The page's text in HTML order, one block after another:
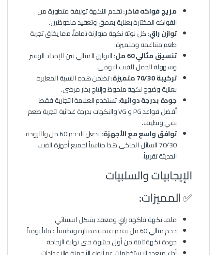
مزيج فواكه فاخر:تقدم النكهة توليفة متطورة من
الفواكه المختارة بعناية بعمق وتعقيد ملحوظين.
توازن راقٍ:كل نوتة نكهة متوازنة تماماً، مما يخلق تجربة
طعم متناغمة ومتميزة.
تنسيق مثالي 60 مل:
التوازن المثالي بين الإمداد الوفير
وسهولة الحمل للفيب اليومي.
تركيبة 70/30 متميزة:
تضمن هذه النسبة المعايرة
بعناية وضوح نكهة ملحوظ وإنتاج بخار مرضي.
جودة بدرجة دوائية:تستخدم العلامة التجارية فقط
أفضل قواعد PG و VG والنكهات بدرجة غذائية لتجربة طعم
نقي ونظيف.
توافق واسع مع الأجهزة:
يجعل الحجم 60 مل واللزوجة
70/30 السائل الملكي هذا مناسباً لجميع أجهزة الفيب
الحديثة تقريباً.
الإيجابيات والسلبيات
✅ المميزات:
ملف نكهة فاكهة راقٍ ومعقد بشكل استثنائي
حجم مثالي 60 مل يقدم قيمة ممتازة وتطبيقاً عملياً يومياً
جودة نكهة ثابتة من أول حشوة حتى نهاية الزجاجة